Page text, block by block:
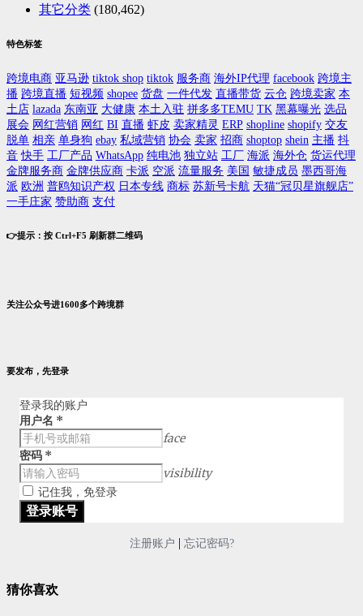
其它分类 (180,462)
特色标签
跨境电商 亚马逊 tiktok shop tiktok 服务商 海外IP代理 facebook 跨境主
播 跨境直播 短视频 shopee 货盘 一件代发 直播带货 云仓 跨境卖家 本
土店 lazada 东南亚 大健康 本土入驻 拼多多TEMU TK 黑幕曝光 选品
展会 网红营销 网红 BI 直播 虾皮 卖家精灵 ERP shopline shopify 交友
脱单 相亲 单身狗 ebay 私域营销 协会 卖家 招商 shoptop shein 主播 抖
音 快手 工厂产品 WhatsApp 纯电池 独立站 工厂 海派 海外仓 货运代理
金牌服务商 金牌供应商 卡派 空派 流量服务 美国 敏捷成员 墨西哥海
派 欧洲 普鸥知识产权 日本专线 商标 苏新号卡航 天猫“冠贝星旗舰店”
一手庄家 赞助商 支付
👉提示：按 Ctrl+F5 刷新群二维码
关注公众号进1600多个跨境群
要发布，先登录
登录我的账户
用户名 *
face
密码 *
visibility
记住我，免登录
注册账户 | 忘记密码?
猜你喜欢